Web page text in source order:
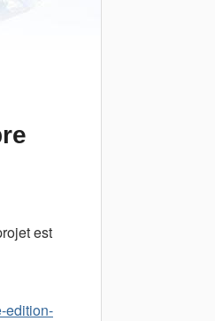
est
edition-